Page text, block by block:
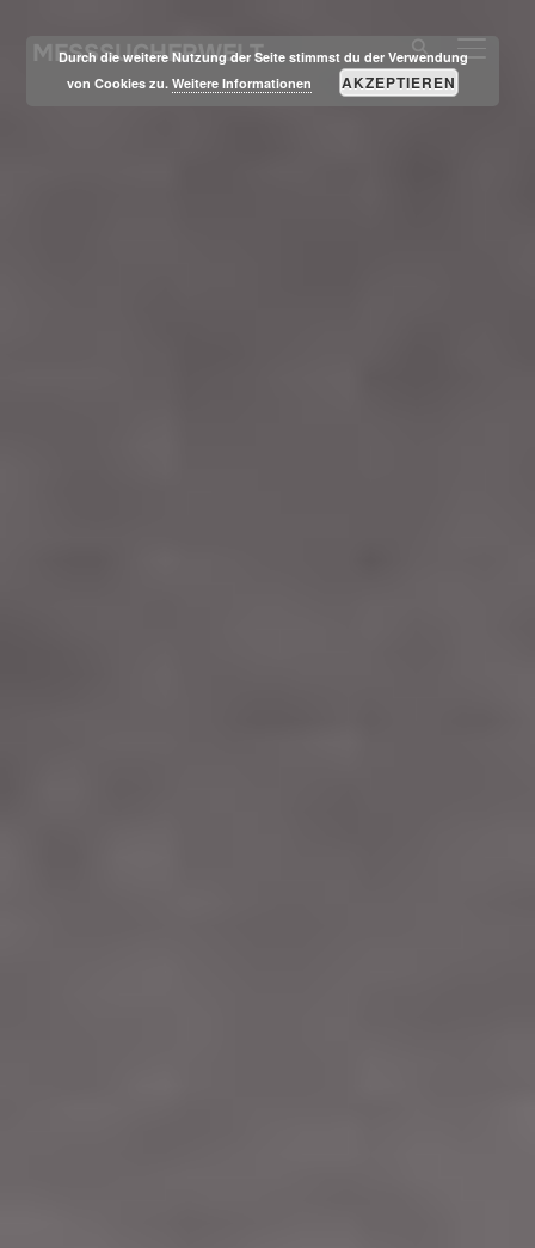
MESSSUCHERWELT
Durch die weitere Nutzung der Seite stimmst du der Verwendung
von Cookies zu.Weitere Informationen AKZEPTIEREN